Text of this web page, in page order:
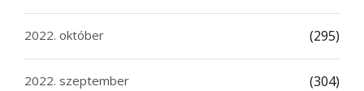
2022. október (295)
2022. szeptember (304)